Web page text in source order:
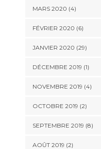
MARS 2020 (4)
FÉVRIER 2020 (6)
JANVIER 2020 (29)
DÉCEMBRE 2019 (1)
NOVEMBRE 2019 (4)
OCTOBRE 2019 (2)
SEPTEMBRE 2019 (8)
AOÛT 2019 (2)